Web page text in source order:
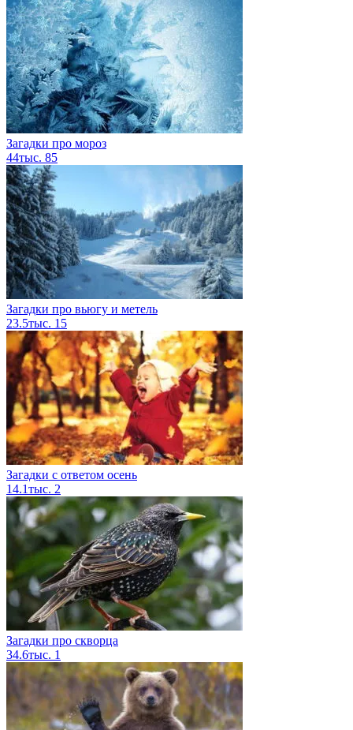
Загадки про мороз
44тыс. 85
Загадки про вьюгу и метель
23.5тыс. 15
Загадки с ответом осень
14.1тыс. 2
Загадки про скворца
34.6тыс. 1